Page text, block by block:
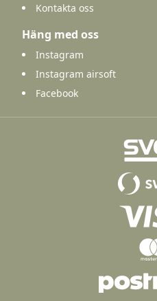
Kontakta oss
Häng med oss
Instagram
Instagram airsoft
Facebook